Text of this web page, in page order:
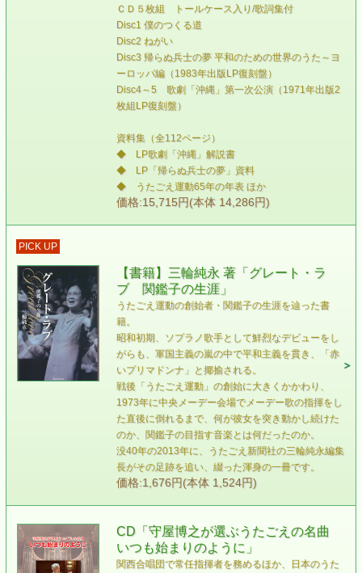
ＣＤ５枚組 トールケース入り/歌詞集付
Disc1 僕のつくる道
Disc2 ねがい
Disc3 帰らぬ兵士の夢 平和のための世界のうた～ヨ
ーロッパ編（1983年出版LP復刻盤）
Disc4～5 歌劇「沖縄」第一次公演（1971年出版2
枚組LP復刻盤）
資料集（全112ページ）
◆ LP歌劇「沖縄」解説書
◆ LP「帰らぬ兵士の夢」資料
◆ うたごえ運動65年の年表 ほか
価格:15,715円(本体 14,286円)
PICK UP
【書籍】三輪純永 著「グレート・ラ
ブ 関鑑子の生涯」
うたごえ運動の創始者・関鑑子の生涯を辿った書
籍。
昭和初期、ソプラノ歌手として鮮烈なデビューをし
がらも、軍国主義の嵐の中で平和主義を貫き、「赤
いプリマドンナ」と揶揄される。
戦後「うたごえ運動」の創始に大きくかかわり、
1973年に中央メーデー会場でメーデー歌の指揮をし
た直後に倒れるまで、何が彼女を突き動かし続けた
のか、関鑑子の目指す音楽とは何だったのか。
没40年の2013年に、うたごえ新聞社の三輪純永編集
長がその足跡を追い、綴った渾身の一冊です。
価格:1,676円(本体 1,524円)
CD「守屋博之が選ぶうたごえの名曲
いつも始まりのように」
関西合唱団で常任指揮者を務めるほか、日本のうた